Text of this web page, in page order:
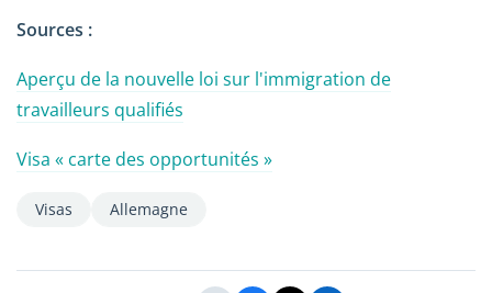
Sources :
Aperçu de la nouvelle loi sur l'immigration de
travailleurs qualifiés
Visa « carte des opportunités »
Visas Allemagne